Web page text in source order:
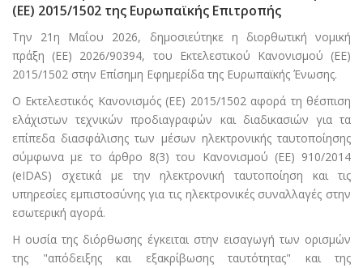
(ΕΕ) 2015/1502 της Ευρωπαϊκής Επιτροπής
Την 21η Μαΐου 2026, δημοσιεύτηκε η διορθωτική νομική
πράξη (ΕΕ) 2026/90394, του Εκτελεστικού Κανονισμού (ΕΕ)
2015/1502 στην Επίσημη Εφημερίδα της Ευρωπαϊκής Ένωσης.
Ο Εκτελεστικός Κανονισμός (ΕΕ) 2015/1502 αφορά τη θέσπιση
ελάχιστων τεχνικών προδιαγραφών και διαδικασιών για τα
επίπεδα διασφάλισης των μέσων ηλεκτρονικής ταυτοποίησης
σύμφωνα με το άρθρο 8(3) του Κανονισμού (ΕΕ) 910/2014
(eIDAS) σχετικά με την ηλεκτρονική ταυτοποίηση και τις
υπηρεσίες εμπιστοσύνης για τις ηλεκτρονικές συναλλαγές στην
εσωτερική αγορά.
Η ουσία της διόρθωσης έγκειται στην εισαγωγή των ορισμών
της "απόδειξης και εξακρίβωσης ταυτότητας" και της